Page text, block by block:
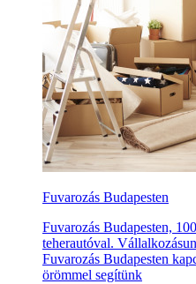
Fuvarozás Budapesten
Fuvarozás Budapesten,
teherautóval.
Fuvarozás Budapesten
örömmel segítünk